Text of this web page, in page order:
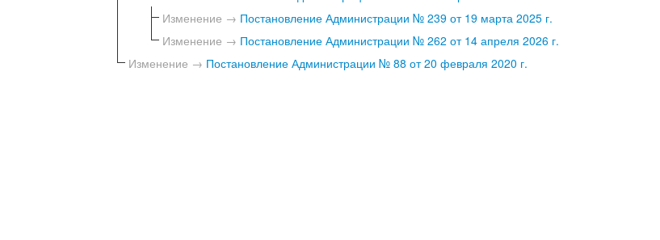
Изменение → Постановление Администрации № 239 от 19 марта 2025 г.
Изменение → Постановление Администрации № 262 от 14 апреля 2026 г.
Изменение → Постановление Администрации № 88 от 20 февраля 2020 г.